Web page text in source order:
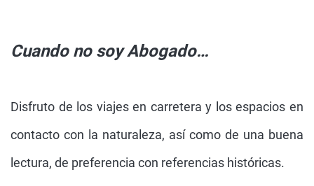
Cuando no soy Abogado…
Disfruto de los viajes en carretera y los espacios en
contacto con la naturaleza, así como de una buena
lectura, de preferencia con referencias históricas.